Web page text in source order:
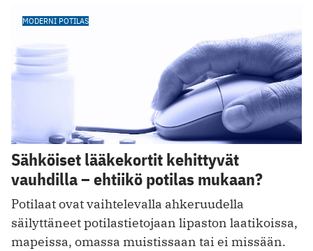
MODERNI POTILAS
Sähköiset lääkekortit kehittyvät
vauhdilla – ehtiikö potilas mukaan?
Potilaat ovat vaihtelevalla ahkeruudella
säilyttäneet potilastietojaan lipaston laatikoissa,
mapeissa, omassa muistissaan tai ei missään.